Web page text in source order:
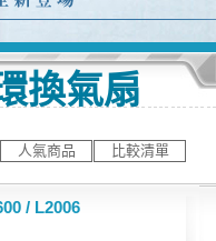
換氣扇
人氣商品 比較清單
/ L2006